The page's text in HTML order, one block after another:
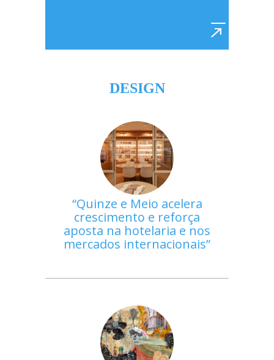
DESIGN
Quinze e Meio acelera
crescimento e reforça
aposta na hotelaria e nos
mercados internacionais